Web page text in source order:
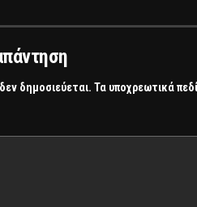
δημοσιεύεται. Τα υποχρεωτικά